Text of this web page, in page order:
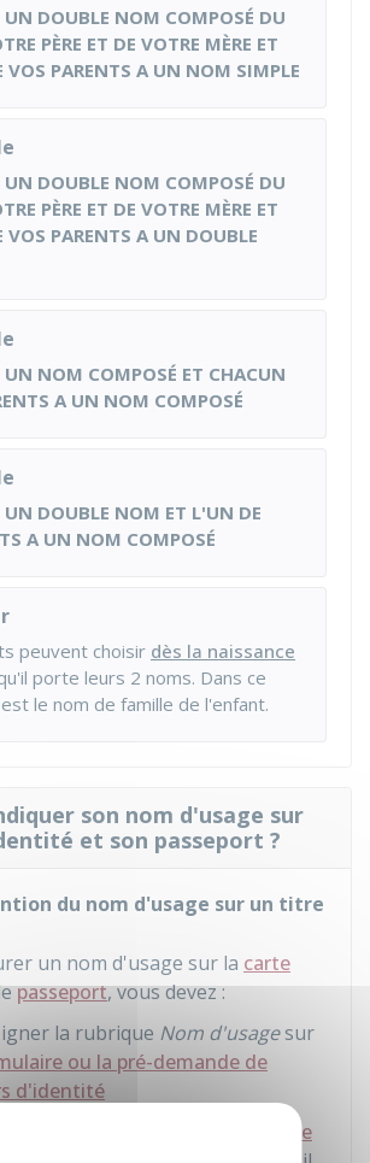
DOUBLE NOM COMPOSÉ DU
PÈRE ET DE VOTRE MÈRE ET
VOS PARENTS A UN NOM SIMPLE
DOUBLE NOM COMPOSÉ DU
PÈRE ET DE VOTRE MÈRE ET
VOS PARENTS A UN DOUBLE
NOM COMPOSÉ ET CHACUN
A UN NOM COMPOSÉ
UN DOUBLE NOM ET L'UN DE
A UN NOM COMPOSÉ
peuvent choisir dès la naissance
porte leurs 2 noms. Dans ce
le nom de famille de l'enfant.
son nom d'usage sur
et son passeport ?
du nom d'usage sur un titre
un nom d'usage sur la carte
passeport, vous devez :
la rubrique Nom d'usagesur
ou la pré-demande de
d'identité
l'état civil du lieu de naissance